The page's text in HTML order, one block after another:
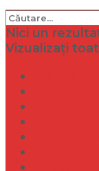
Nici un
Vizualizați